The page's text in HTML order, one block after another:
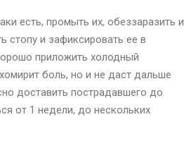
есть, промыть их, обеззаразить и
стопу и зафиксировать ее в
приложить холодный
боль, но и не даст дальше
доставить пострадавшего до
от 1 недели, до нескольких